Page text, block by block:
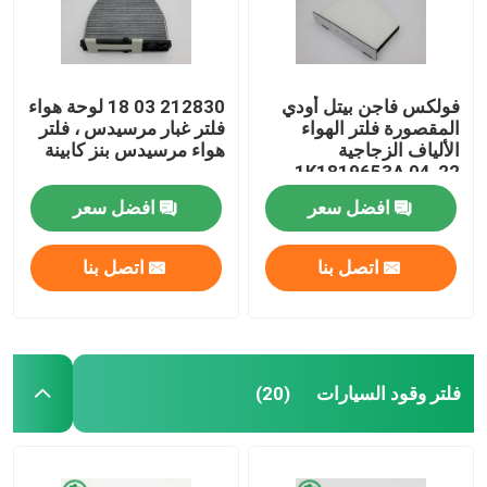
منتجات
أشرطة فيديو
فولكس فاجن بيتل أودي
المقصورة فلتر الهواء
الألياف الزجاجية
1K1819653A 04-22
افضل سعر
اتصل بنا
212830 03 18 لوحة هواء
فلتر غبار مرسيدس ، فلتر
هواء مرسيدس بنز كابينة
افضل سعر
اتصل بنا
فلتر وقود السيارات (20)